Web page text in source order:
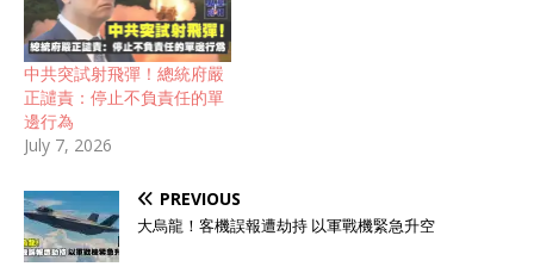
中共突試射飛彈！總統府嚴
正譴責：停止不負責任的單
邊行為
July 7, 2026
PREVIOUS
大烏龍！客機誤報遭劫持 以軍戰機緊急升空